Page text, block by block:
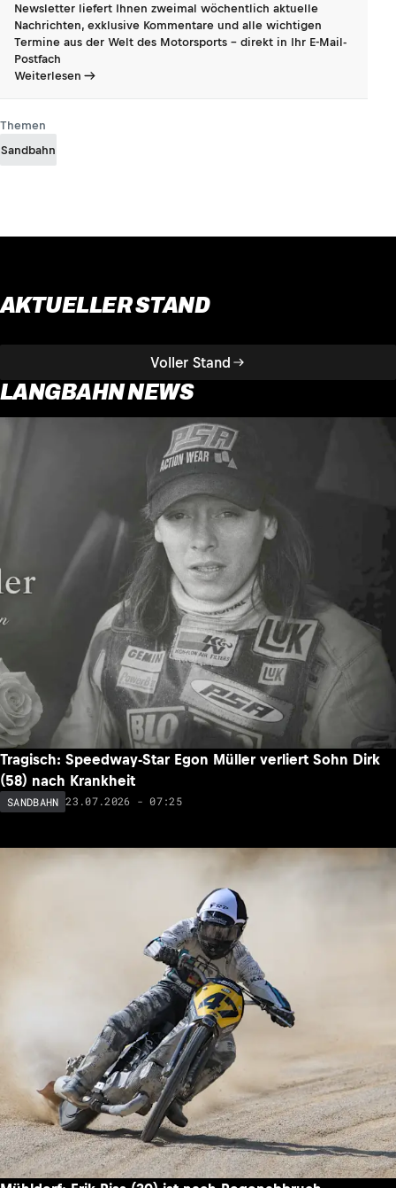
Newsletter liefert Ihnen zweimal wöchentlich aktuelle
Nachrichten, exklusive Kommentare und alle wichtigen
Termine aus der Welt des Motorsports - direkt in Ihr E-Mail-
Postfach
Weiterlesen
Themen
Sandbahn
AKTUELLER STAND
Voller Stand
LANGBAHN NEWS
Tragisch: Speedway-Star Egon Müller verliert Sohn Dirk
(58) nach Krankheit
SANDBAHN 23.07.2026 - 07:25